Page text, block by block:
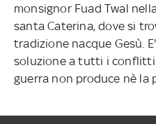
monsignor Fuad Twal
santa Caterina, dove si
tradizione nacque Gesù.
soluzione a tutti i conflitti
guerra non produce nè la